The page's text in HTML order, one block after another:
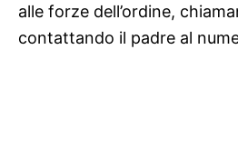
alle forze dell’ordine,
contattando il padre al